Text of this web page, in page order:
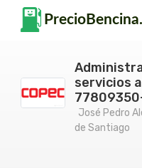
servicios
José Pedro
de Santiago